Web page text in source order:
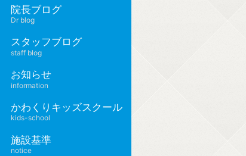
院長ブログ
Dr blog
スタッフブログ
staff blog
お知らせ
information
かわくりキッズスクール
kids-school
施設基準
notice